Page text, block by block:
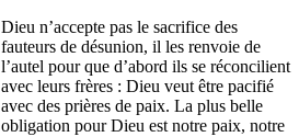
Dieu n’accepte pas le sacrifice des
fauteurs de désunion, il les renvoie de
l’autel pour que d’abord ils se réconcilient
avec leurs frères : Dieu veut être pacifié
avec des prières de paix. La plus belle
obligation pour Dieu est notre paix, notre